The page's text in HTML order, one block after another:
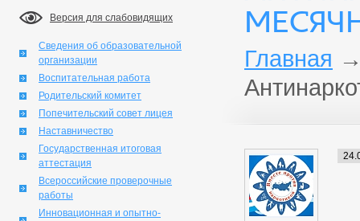
Версия для слабовидящих
Сведения об образовательной
организации
Воспитательная работа
Родительский комитет
Попечительский совет лицея
Наставничество
Государственная итоговая
аттестация
Всероссийские проверочные
работы
Инновационная и опытно-
Главная